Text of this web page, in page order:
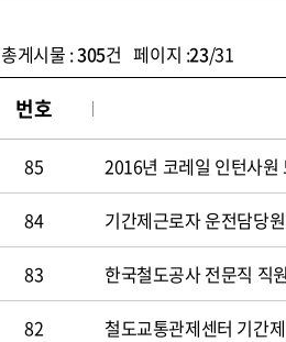
총게시물 :305건 페이지 :23/31
번호
85 2016년 코레일 인턴사원
84 기간제근로자 운전담당
83 한국철도공사 전문직 직
82 철도교통관제센터 기간